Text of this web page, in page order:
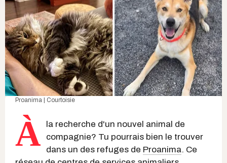
Proanima | Courtoisie
À
la recherche d'un nouvel animal de
compagnie? Tu pourrais bien le trouver
dans un des refuges de Proanima. Ce